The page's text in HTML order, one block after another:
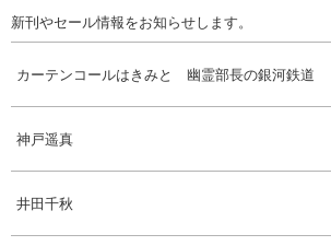
新刊やセール情報をお知らせします。
カーテンコールはきみと 幽霊部長の銀河鉄道
神戸遥真
井田千秋